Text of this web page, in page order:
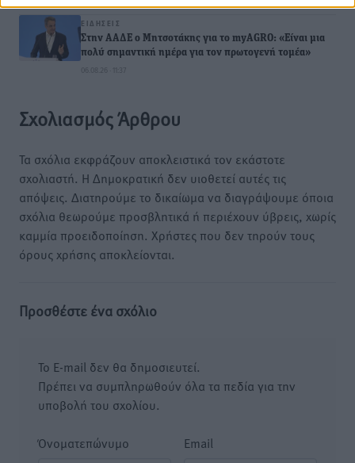
ΕΙΔΉΣΕΙΣ
Στην ΑΑΔΕ ο Μητσοτάκης για το myAGRO: «Είναι μια
πολύ σημαντική ημέρα για τον πρωτογενή τομέα»
06.08.26 · 11:37
Σχολιασμός Άρθρου
Τα σχόλια εκφράζουν αποκλειστικά τον εκάστοτε
σχολιαστή. Η Δημοκρατική δεν υιοθετεί αυτές τις
απόψεις. Διατηρούμε το δικαίωμα να διαγράψουμε όποια
σχόλια θεωρούμε προσβλητικά ή περιέχουν ύβρεις, χωρίς
καμμία προειδοποίηση. Χρήστες που δεν τηρούν τους
όρους χρήσης αποκλείονται.
Προσθέστε ένα σχόλιο
Το E-mail δεν θα δημοσιευτεί.
Πρέπει να συμπληρωθούν όλα τα πεδία για την
υποβολή του σχολίου.
Όνοματεπώνυμο Email